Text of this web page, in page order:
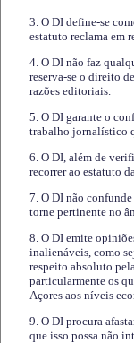
3. O DI define-se
estatuto reclama em
4. O DI não faz
reserva-se o direito
razões editoriais.
5. O DI garante o
trabalho jornalístico
6. O DI, além de
recorrer ao estatuto
7. O DI não
torne pertinente no
8. O DI emite
inalienáveis, como
respeito absoluto
particularmente os
Açores aos níveis
9. O DI procura
que isso possa não